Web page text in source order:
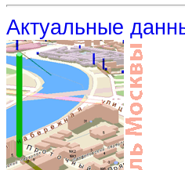
Актуальные